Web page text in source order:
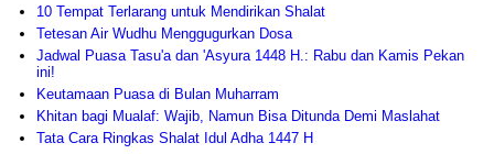
10 Tempat Terlarang untuk Mendirikan Shalat
Tetesan Air Wudhu Menggugurkan Dosa
Jadwal Puasa Tasu'a dan 'Asyura 1448 H.: Rabu dan Kamis Pekan
ini!
Keutamaan Puasa di Bulan Muharram
Khitan bagi Mualaf: Wajib, Namun Bisa Ditunda Demi Maslahat
Tata Cara Ringkas Shalat Idul Adha 1447 H